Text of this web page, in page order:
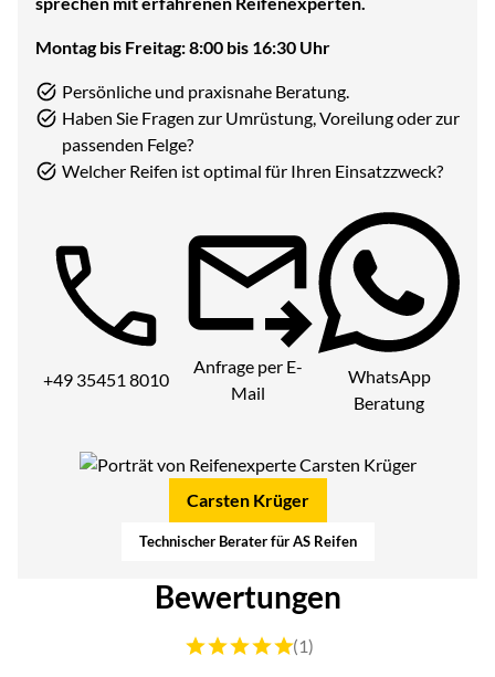
Montag bis Freitag: 8:00 bis 16:30 Uhr
Persönliche und praxisnahe Beratung.
Haben Sie Fragen zur Umrüstung, Voreilung oder zur
passenden Felge?
Welcher Reifen ist optimal für Ihren Einsatzzweck?
Telefon:
+49 35451 8010
Anfrage per E-
Mail
WhatsApp
Beratung
Carsten Krüger
Technischer Berater für AS Reifen
Bewertungen
Bewertung: 5 von 5 (1 Bewertungen)
(1)